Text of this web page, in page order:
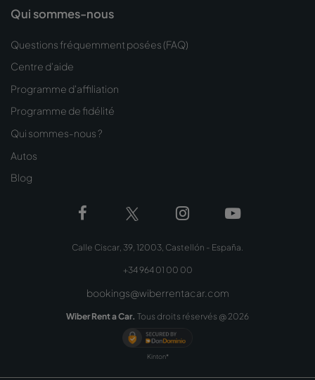
Qui sommes-nous
Questions fréquemment posées (FAQ)
Centre d'aide
Programme d'affiliation
Programme de fidélité
Qui sommes-nous ?
Autos
Blog
Calle Ciscar, 39, 12003, Castellón - España.
+34 964 01 00 00
bookings@wiberrentacar.com
Wiber Rent a Car. Tous droits réservés @ 2026
Kinton*